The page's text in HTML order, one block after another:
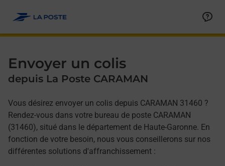
Envoyer un colis
depuis La Poste CARAMAN
Vous désirez envoyer un colis depuis CARAMAN 31460 ?
Rendez-vous dans votre bureau de poste CARAMAN
(31460), situé dans le département de Haute-Garonne. En
fonction de votre besoin, nous vous conseillerons sur nos
différentes solutions d'affranchissement :